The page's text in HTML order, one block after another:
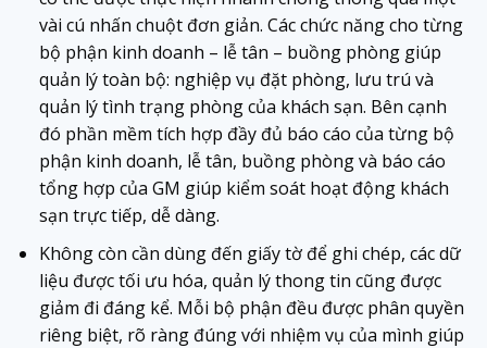
vài cú nhấn chuột đơn giản. Các chức năng cho từng
bộ phận kinh doanh – lễ tân – buồng phòng giúp
quản lý toàn bộ: nghiệp vụ đặt phòng, lưu trú và
quản lý tình trạng phòng của khách sạn. Bên cạnh
đó phần mềm tích hợp đầy đủ báo cáo của từng bộ
phận kinh doanh, lễ tân, buồng phòng và báo cáo
tổng hợp của GM giúp kiểm soát hoạt động khách
sạn trực tiếp, dễ dàng.
Không còn cần dùng đến giấy tờ để ghi chép, các dữ
liệu được tối ưu hóa, quản lý thong tin cũng được
giảm đi đáng kể. Mỗi bộ phận đều được phân quyền
riêng biệt, rõ ràng đúng với nhiệm vụ của mình giúp